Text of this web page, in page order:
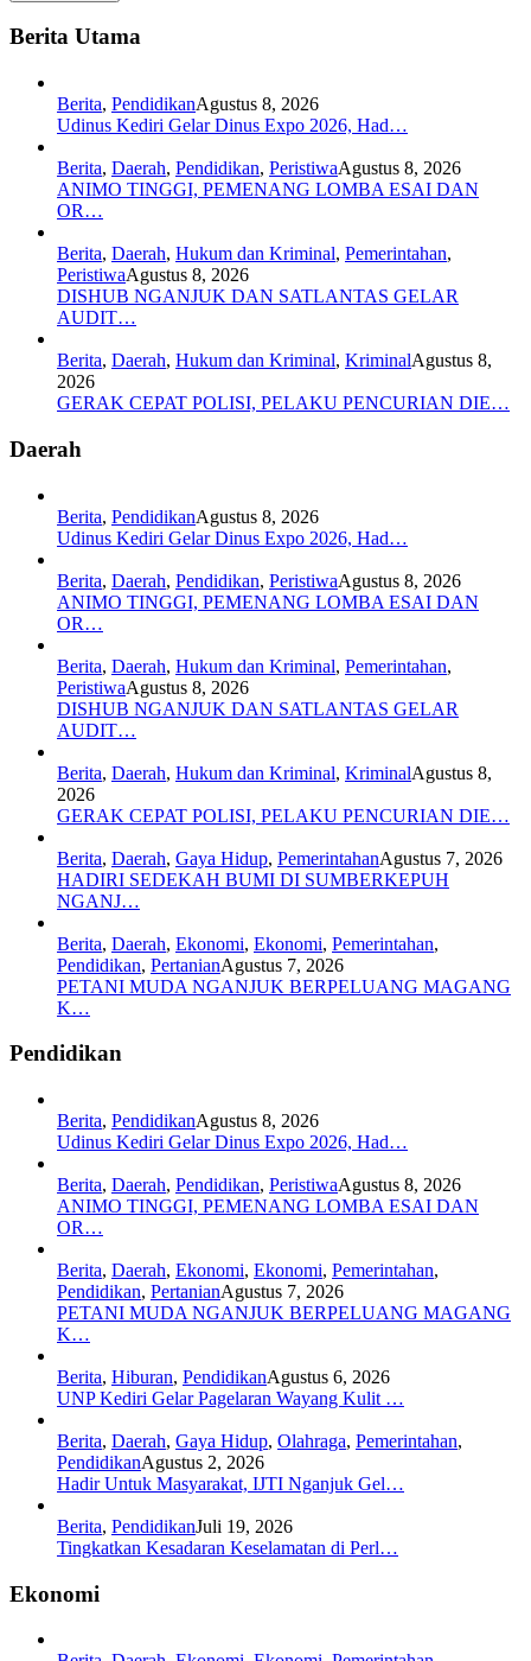
Berita Utama
Berita, PendidikanAgustus 8, 2026
Udinus Kediri Gelar Dinus Expo 2026, Had…
Berita, Daerah, Pendidikan, PeristiwaAgustus 8, 2026
ANIMO TINGGI, PEMENANG LOMBA ESAI DAN
OR…
Berita, Daerah, Hukum dan Kriminal, Pemerintahan,
PeristiwaAgustus 8, 2026
DISHUB NGANJUK DAN SATLANTAS GELAR
AUDIT…
Berita, Daerah, Hukum dan Kriminal, KriminalAgustus 8,
2026
GERAK CEPAT POLISI, PELAKU PENCURIAN DIE…
Daerah
Berita, PendidikanAgustus 8, 2026
Udinus Kediri Gelar Dinus Expo 2026, Had…
Berita, Daerah, Pendidikan, PeristiwaAgustus 8, 2026
ANIMO TINGGI, PEMENANG LOMBA ESAI DAN
OR…
Berita, Daerah, Hukum dan Kriminal, Pemerintahan,
PeristiwaAgustus 8, 2026
DISHUB NGANJUK DAN SATLANTAS GELAR
AUDIT…
Berita, Daerah, Hukum dan Kriminal, KriminalAgustus 8,
2026
GERAK CEPAT POLISI, PELAKU PENCURIAN DIE…
Berita, Daerah, Gaya Hidup, PemerintahanAgustus 7, 2026
HADIRI SEDEKAH BUMI DI SUMBERKEPUH
NGANJ…
Berita, Daerah, Ekonomi, Ekonomi, Pemerintahan,
Pendidikan, PertanianAgustus 7, 2026
PETANI MUDA NGANJUK BERPELUANG MAGANG
K…
Pendidikan
Berita, PendidikanAgustus 8, 2026
Udinus Kediri Gelar Dinus Expo 2026, Had…
Berita, Daerah, Pendidikan, PeristiwaAgustus 8, 2026
ANIMO TINGGI, PEMENANG LOMBA ESAI DAN
OR…
Berita, Daerah, Ekonomi, Ekonomi, Pemerintahan,
Pendidikan, PertanianAgustus 7, 2026
PETANI MUDA NGANJUK BERPELUANG MAGANG
K…
Berita, Hiburan, PendidikanAgustus 6, 2026
UNP Kediri Gelar Pagelaran Wayang Kulit …
Berita, Daerah, Gaya Hidup, Olahraga, Pemerintahan,
PendidikanAgustus 2, 2026
Hadir Untuk Masyarakat, IJTI Nganjuk Gel…
Berita, PendidikanJuli 19, 2026
Tingkatkan Kesadaran Keselamatan di Perl…
Ekonomi